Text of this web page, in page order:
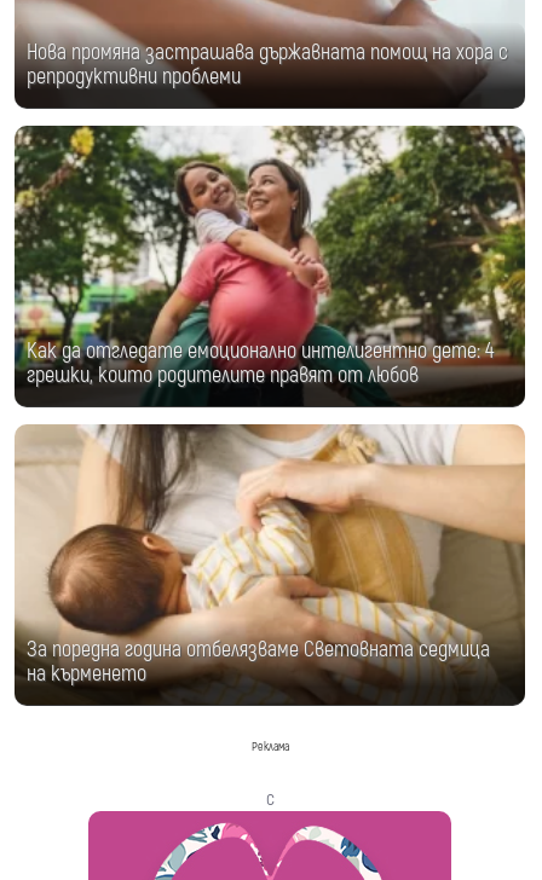
Нова промяна застрашава държавната помощ на хора с
репродуктивни проблеми
Как да отгледате емоционално интелигентно дете: 4
грешки, които родителите правят от любов
За поредна година отбелязваме Световната седмица
на кърменето
Реклама
с